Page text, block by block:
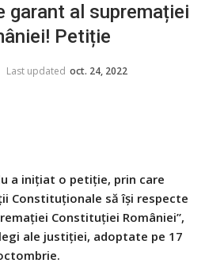
garant al supremației
Petiție
Last updated oct. 24, 2022
a inițiat o petiție, prin care
Constituționale să își respecte
Constituției României”,
ale justiției, adoptate pe 17